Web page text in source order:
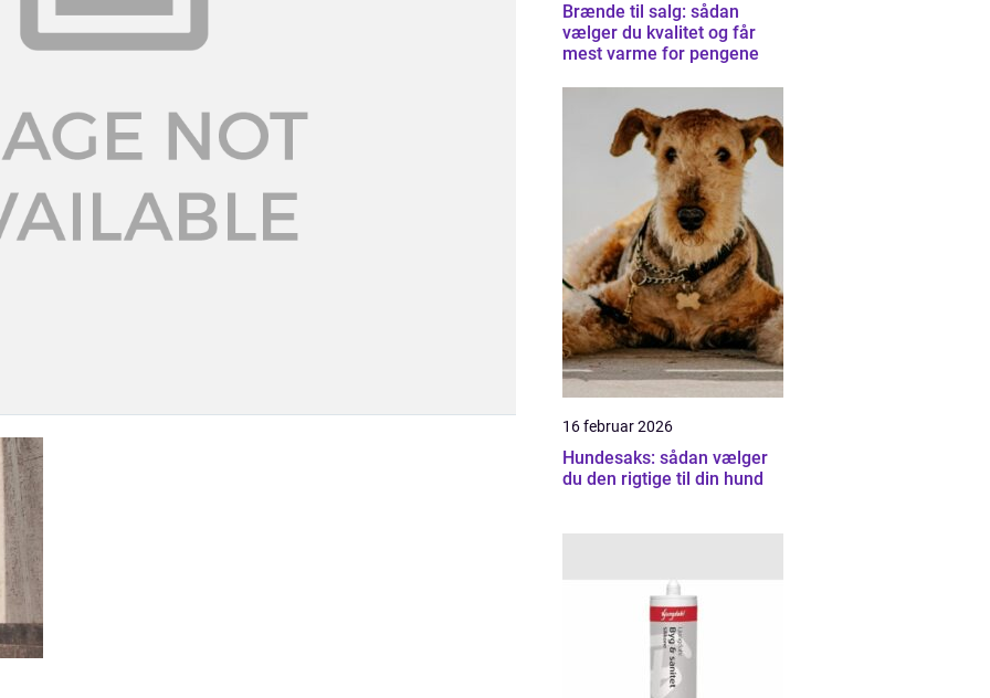
Brænde til salg: sådan
vælger du kvalitet og får
mest varme for pengene
16 februar 2026
Hundesaks: sådan vælger
du den rigtige til din hund